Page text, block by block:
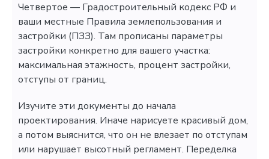
Четвертое — Градостроительный кодекс РФ и
ваши местные Правила землепользования и
застройки (ПЗЗ). Там прописаны параметры
застройки конкретно для вашего участка:
максимальная этажность, процент застройки,
отступы от границ.
Изучите эти документы до начала
проектирования. Иначе нарисуете красивый дом,
а потом выяснится, что он не влезает по отступам
или нарушает высотный регламент. Переделка